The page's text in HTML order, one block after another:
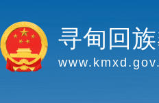
寻甸回